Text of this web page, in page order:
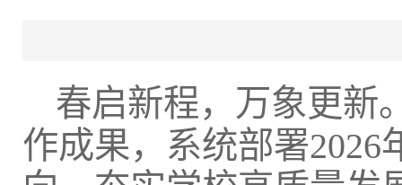
春启新程，万象更新
作成果，系统部署